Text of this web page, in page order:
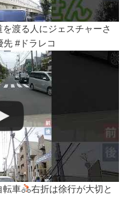
を渡る人にジェスチャーさ
先 #ドラレコ
転車
右折は徐行が大切と